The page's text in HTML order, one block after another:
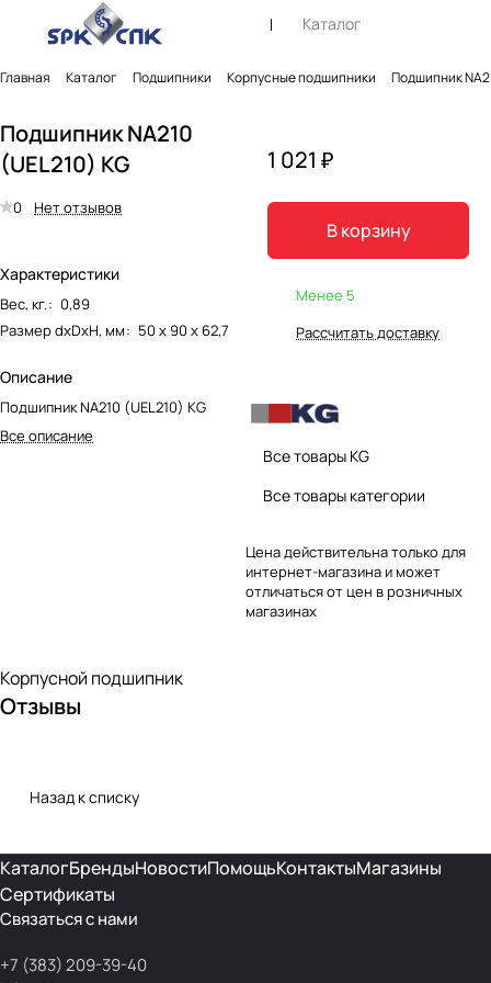
Каталог
Главная Каталог Подшипники Корпусные подшипники Подшипник
Подшипник NA210
(UEL210) KG
0 Нет отзывов
Характеристики
Вес, кг.: 0,89
Размер dxDxH, мм: 50 х 90 х 62,7
Описание
Подшипник NA210 (UEL210) KG
Все описание
1 021 ₽
В корзину
Менее 5
Рассчитать доставку
Все товары KG
Все товары категории
Цена действительна только для
интернет-магазина и может
отличаться от цен в розничных
магазинах
Корпусной подшипник
Отзывы
Назад к списку
КаталогБрендыНовостиПомощьКонтактыМагазины
Сертификаты
Связаться с нами
+7 (383) 209-39-40